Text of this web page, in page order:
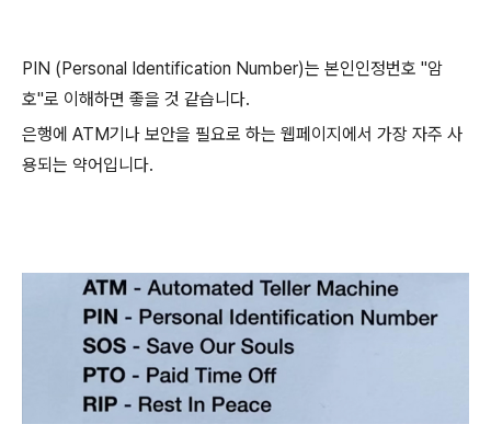
PIN (Personal Identification Number)는 본인인정번호 "암
호"로 이해하면 좋을 것 같습니다.
은행에 ATM기나 보안을 필요로 하는 웹페이지에서 가장 자주 사
용되는 약어입니다.